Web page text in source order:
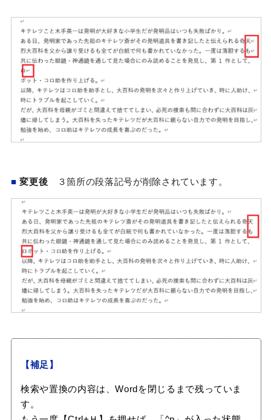
■ 変更後 ３箇所の段落記号が削除されています。
【補足】
検索や置換の内容は、Wordを閉じるまで残っていま
す。